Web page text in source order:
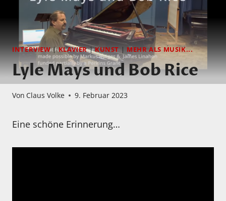
INTERVIEW|KLAVIER|KUNST| MEHR ALS MUSIK...
Lyle Mays und Bob Rice
Von Claus Volke 9. Februar 2023
Eine schöne Erinnerung…